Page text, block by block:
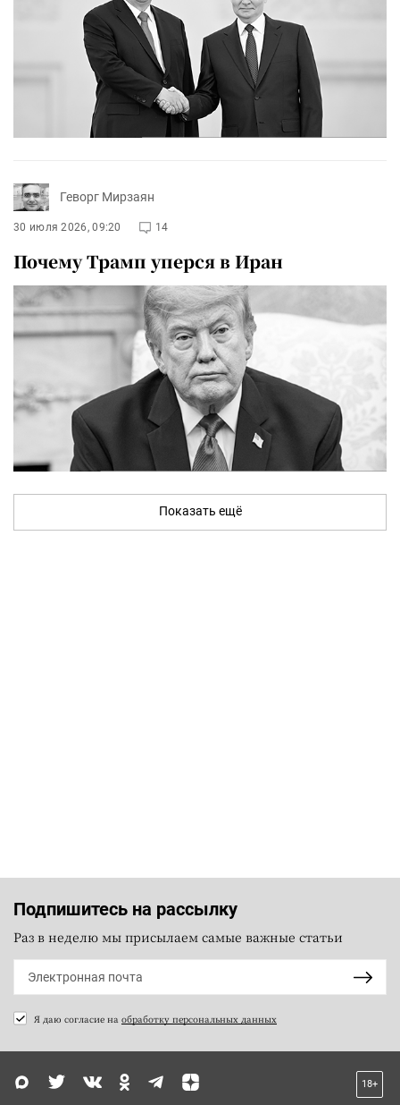
Геворг Мирзаян
30 июля 2026, 09:20 14
Почему Трамп уперся в Иран
Показать ещё
Подпишитесь на рассылку
Раз в неделю мы присылаем самые важные статьи
Я даю согласие на обработку персональных данных
18+